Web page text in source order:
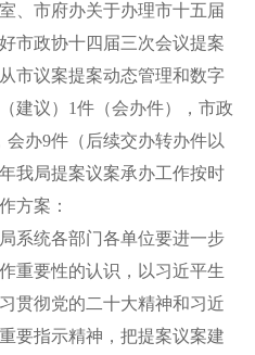
市府办关于办理市十五届
市政协十四届三次会议提案
市议案提案动态管理和数字
建议）1件（会办件），市政
办9件（后续交办转办件以
我局提案议案承办工作按时
方案：
系统各部门各单位要进一步
重要性的认识，以习近平生
贯彻党的二十大精神和习近
要指示精神，把提案议案建